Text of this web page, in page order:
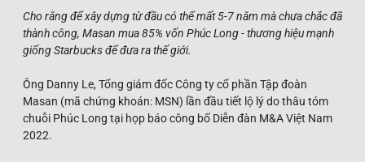
Cho rằng để xây dựng từ đầu có thể mất 5-7 năm mà chưa chắc đã
thành công, Masan mua 85% vốn Phúc Long - thương hiệu mạnh
giống Starbucks để đưa ra thế giới.
Ông Danny Le, Tổng giám đốc Công ty cổ phần Tập đoàn
Masan (mã chứng khoán: MSN) lần đầu tiết lộ lý do thâu tóm
chuỗi Phúc Long tại họp báo công bố Diễn đàn M&A Việt Nam
2022.